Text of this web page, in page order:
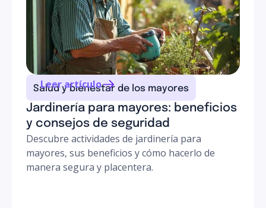
Salud y bienestar de los mayores
Jardinería para mayores: beneficios
y consejos de seguridad
Descubre actividades de jardinería para
mayores, sus beneficios y cómo hacerlo de
manera segura y placentera.
Leer artículo